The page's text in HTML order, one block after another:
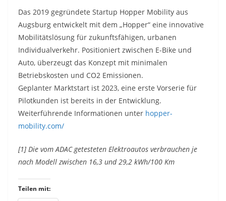
Das 2019 gegründete Startup Hopper Mobility aus
Augsburg entwickelt mit dem „Hopper“ eine innovative
Mobilitätslösung für zukunftsfähigen, urbanen
Individualverkehr. Positioniert zwischen E-Bike und
Auto, überzeugt das Konzept mit minimalen
Betriebskosten und CO2 Emissionen.
Geplanter Marktstart ist 2023, eine erste Vorserie für
Pilotkunden ist bereits in der Entwicklung.
Weiterführende Informationen unter hopper-
mobility.com/
[1] Die vom ADAC getesteten Elektroautos verbrauchen je
nach Modell zwischen 16,3 und 29,2 kWh/100 Km
Teilen mit: